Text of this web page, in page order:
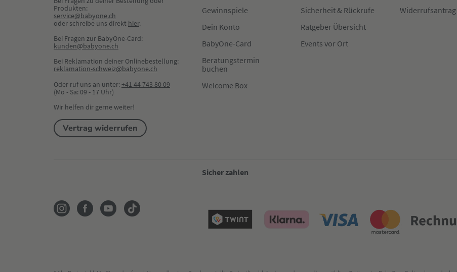
Produkten:
service@babyone.ch
oder schreibe uns direkt hier.
Bei Fragen zur BabyOne-Card:
kunden@babyone.ch
Bei Reklamation deiner Onlinebestellung:
reklamation-schweiz@babyone.ch
Oder ruf uns an unter:+41 44 743 80 09
(Mo - Sa: 09 - 17 Uhr)
Wir helfen dir gerne weiter!
Vertrag widerrufen
Gewinnspiele
Dein Konto
BabyOne-Card
Beratungstermin
buchen
Welcome Box
Sicherheit & Rückrufe
Ratgeber Übersicht
Events vor Ort
Widerrufsantrag
Sicher zahlen